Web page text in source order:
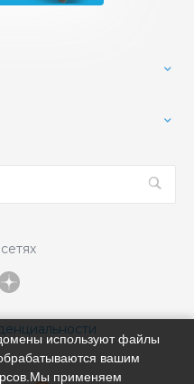
используют файлы
вашим
применяем